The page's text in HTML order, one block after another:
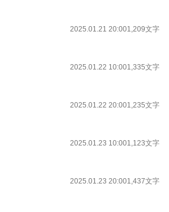
2025.01.21 20:001,209文字
2025.01.22 10:001,335文字
2025.01.22 20:001,235文字
2025.01.23 10:001,123文字
2025.01.23 20:001,437文字